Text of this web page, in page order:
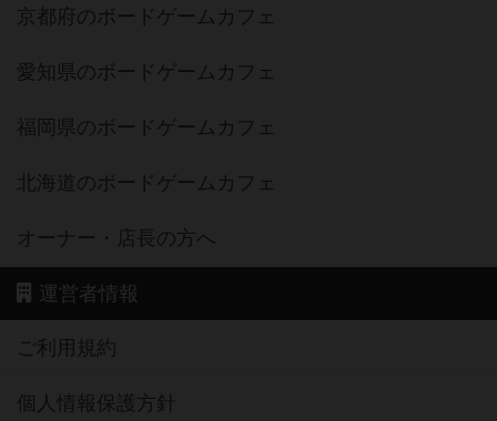
京都府のボードゲームカフェ
愛知県のボードゲームカフェ
福岡県のボードゲームカフェ
北海道のボードゲームカフェ
オーナー・店長の方へ
運営者情報
ご利用規約
個人情報保護方針